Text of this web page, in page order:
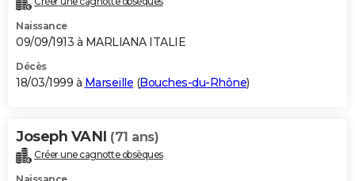
Naissance
09/09/1913 à MARLIANA ITALIE
Décès
18/03/1999 à Marseille (Bouches-du-Rhône)
Joseph VANI (71 ans)
Créer une cagnotte obsèques